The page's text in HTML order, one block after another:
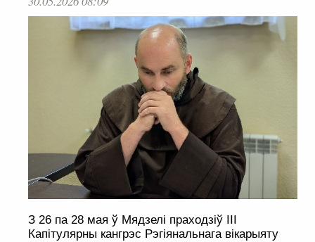
З 26 па 28 мая ў Мядзелі праходзіў III
Капітулярны кангрэс Рэгіянальнага вікарыяту